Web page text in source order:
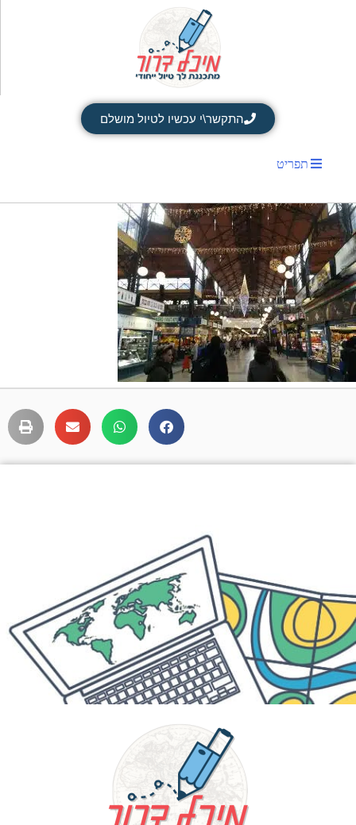
התקשר\י עכשיו לטיול מושלם
תפריט